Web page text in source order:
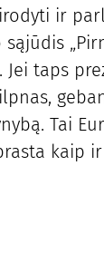
ir
Jei taps
Tai
kaip ir